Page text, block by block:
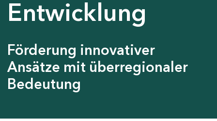
Entwicklung
Förderung innovativer
Ansätze mit überregionaler
Bedeutung